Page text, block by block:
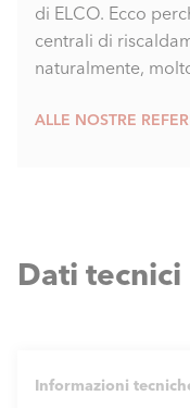
di ELCO. Ecco
centrali di
naturalmente,
ALLE NOSTRE
Dati tecnici
Informazioni